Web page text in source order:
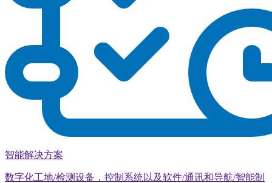
智能解决方案
数字化工地/检测设备，控制系统以及软件/通讯和导航/智能制